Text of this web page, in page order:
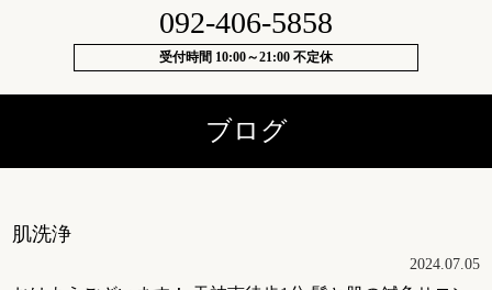
092-406-5858
受付時間 10:00～21:00 不定休
ブログ
肌洗浄
2024.07.05